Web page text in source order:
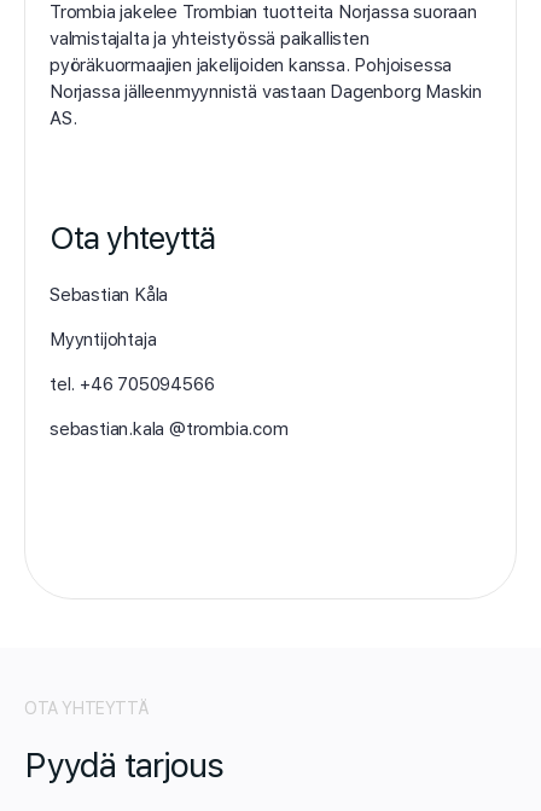
Trombia jakelee Trombian tuotteita Norjassa suoraan
valmistajalta ja yhteistyössä paikallisten
pyöräkuormaajien jakelijoiden kanssa. Pohjoisessa
Norjassa jälleenmyynnistä vastaan Dagenborg Maskin
AS.
Ota yhteyttä
Sebastian Kåla
Myyntijohtaja
tel. +46 705094566
sebastian.kala @trombia.com
OTA YHTEYTTÄ
Pyydä tarjous